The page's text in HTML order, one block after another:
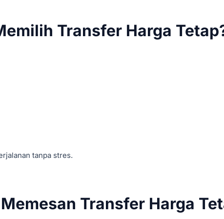
Transfer Harga
tanpa stres.
Transfer Harga